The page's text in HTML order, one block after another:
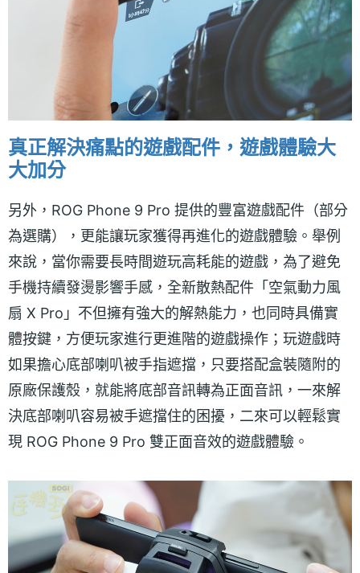
真正解決痛點的遊戲配件，遊戲體驗大
大加分
另外，ROG Phone 9 Pro 提供的豐富遊戲配件（部分
為選購），更能讓玩家獲得再進化的遊戲體驗。舉例
來說，當你需要長時間遊玩高耗能的遊戲，為了避免
手機持續發燙影響手感，全新散熱配件「空氣動力風
扇 X Pro」不但擁有強大的解熱能力，也同時具備實
體按鍵，方便玩家進行更進階的遊戲操作；玩遊戲時
如果擔心底部喇叭被手指遮擋，只要搭配盒裝隨附的
原廠保護殼，就能將底部音訊轉為正面音訊，一來解
決底部喇叭容易被手遮擋住的困擾，二來可以輕鬆實
現 ROG Phone 9 Pro 雙正面音效的遊戲體驗。